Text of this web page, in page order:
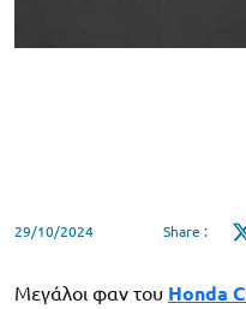
29/10/2024 Share :
Μεγάλοι φαν του Honda